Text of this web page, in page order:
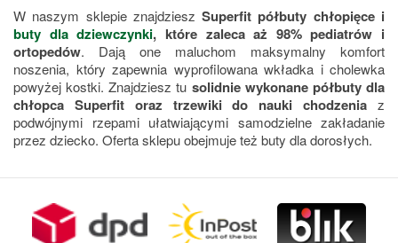
W naszym sklepie znajdzieszSuperfit półbuty chłopięce i
buty dla dziewczynki, które zaleca aż 98% pediatrów i
ortopedów. Dają one maluchom maksymalny komfort
noszenia, który zapewnia wyprofilowana wkładka i cholewka
powyżej kostki. Znajdziesz tu solidnie wykonane półbuty dla
chłopca Superfit oraz trzewiki do nauki chodzenia z
podwójnymi rzepami ułatwiającymi samodzielne zakładanie
przez dziecko. Oferta sklepu obejmuje też buty dla dorosłych.